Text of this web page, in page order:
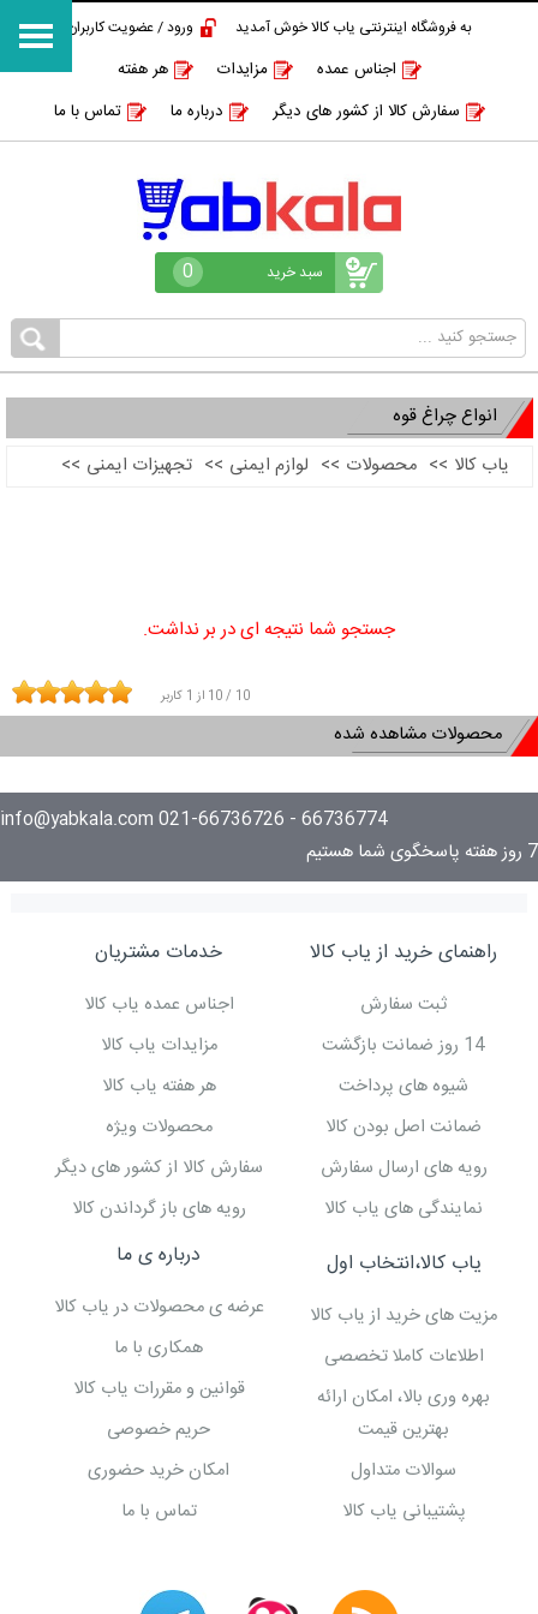
به فروشگاه اینترنتی یاب کالا خوش آمدید ورود / عضویت کاربران
اجناس عمده مزایدات
هر هفته
سفارش کالا از کشور های دیگر
درباره ما تماس با ما
سبد خرید 0
انواع چراغ قوه
یاب کالا >> محصولات >> لوازم ایمنی >> تجهیزات ایمنی >>
جستجو شما نتیجه ای در بر نداشت.
10 / 10 از 1 کاربر
محصولات مشاهده شده
66736774 - 021-66736726 info@yabkala.com
7 روز هفته پاسخگوی شما هستیم
راهنمای خرید از یاب کالا
ثبت سفارش
14 روز ضمانت بازگشت
شیوه های پرداخت
ضمانت اصل بودن کالا
رویه های ارسال سفارش
نمایندگی های یاب کالا
خدمات مشتریان
اجناس عمده یاب کالا
مزایدات یاب کالا
هر هفته یاب کالا
محصولات ویژه
سفارش کالا از کشور های دیگر
رویه های باز گرداندن کالا
یاب کالا،انتخاب اول
مزیت های خرید از یاب کالا
اطلاعات کاملا تخصصی
بهره وری بالا، امکان ارائه
بهترین قیمت
سوالات متداول
پشتیبانی یاب کالا
درباره ی ما
عرضه ی محصولات در یاب کالا
همکاری با ما
قوانین و مقررات یاب کالا
حریم خصوصی
امکان خرید حضوری
تماس با ما